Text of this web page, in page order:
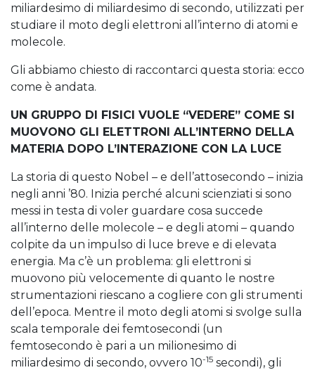
miliardesimo di miliardesimo di secondo, utilizzati per
studiare il moto degli elettroni all’interno di atomi e
molecole.
Gli abbiamo chiesto di raccontarci questa storia: ecco
come è andata.
UN GRUPPO DI FISICI VUOLE “VEDERE” COME SI
MUOVONO GLI ELETTRONI ALL’INTERNO DELLA
MATERIA DOPO L’INTERAZIONE CON LA LUCE
La storia di questo Nobel – e dell’attosecondo – inizia
negli anni ’80. Inizia perché alcuni scienziati si sono
messi in testa di voler guardare cosa succede
all’interno delle molecole – e degli atomi – quando
colpite da un impulso di luce breve e di elevata
energia. Ma c’è un problema: gli elettroni si
muovono più velocemente di quanto le nostre
strumentazioni riescano a cogliere con gli strumenti
dell’epoca. Mentre il moto degli atomi si svolge sulla
scala temporale dei femtosecondi (un
femtosecondo è pari a un milionesimo di
miliardesimo di secondo, ovvero 10-15 secondi), gli